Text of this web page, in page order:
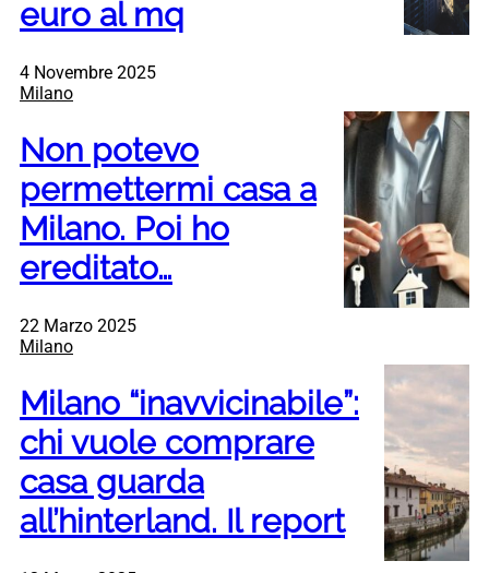
euro al mq
4 Novembre 2025
Milano
Non potevo
permettermi casa a
Milano. Poi ho
ereditato…
22 Marzo 2025
Milano
Milano “inavvicinabile”:
chi vuole comprare
casa guarda
all’hinterland. Il report